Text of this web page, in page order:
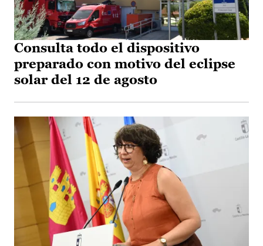
Consulta todo el dispositivo
preparado con motivo del eclipse
solar del 12 de agosto